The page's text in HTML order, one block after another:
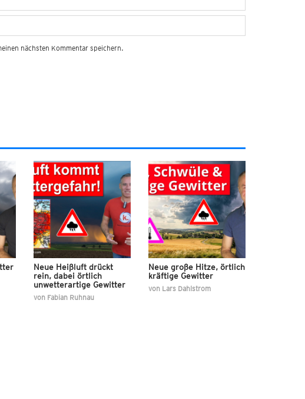
nächsten Kommentar speichern.
Neue Heißluft drückt
rein, dabei örtlich
unwetterartige Gewitter
von Fabian Ruhnau
Neue große Hitze, örtlich
kräftige Gewitter
von Lars Dahlstrom